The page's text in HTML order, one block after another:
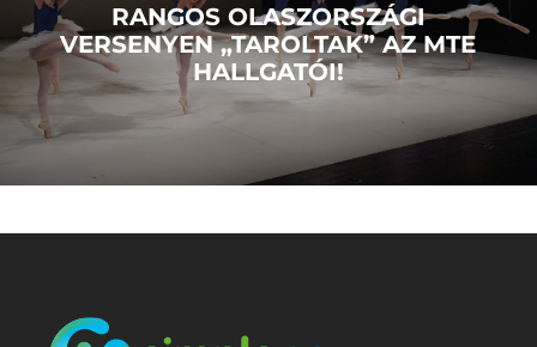
RANGOS OLASZORSZÁGI
VERSENYEN „TAROLTAK” AZ MTE
HALLGATÓI!